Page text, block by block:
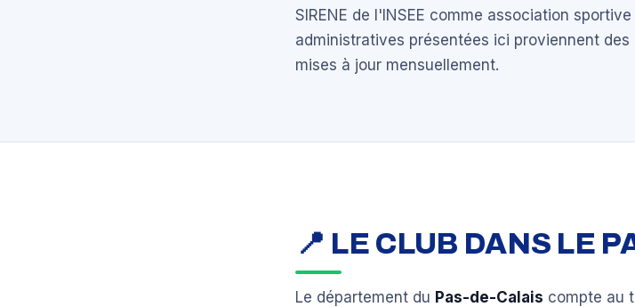
SIRENE de l'INSEE comme association
administratives présentées ici proviennent
mises à jour mensuellement.
📍 LE CLUB DANS LE
Le département du Pas-de-Calais compte au